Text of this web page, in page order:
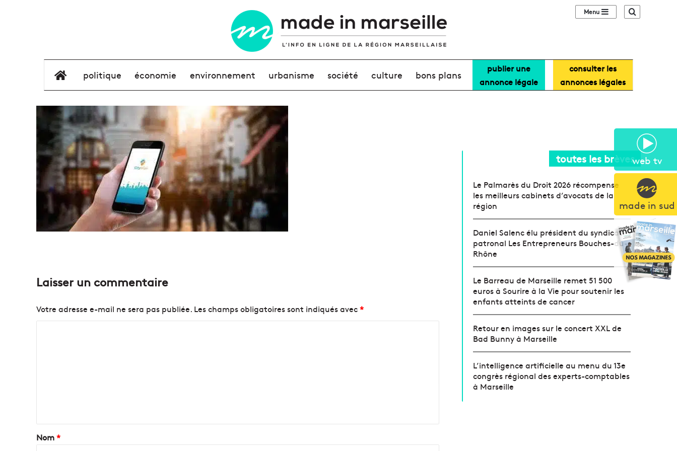
web tv
made in sud
Sidebar (barre
élément de menu
politique économie environnement urbanisme société culture bons plans
publier une
annonce légale
consulter les
annonces légales
Laisser un commentaire
Votre adresse e-mail ne sera pas publiée. Les champs obligatoires sont indiqués avec*
a
Nom*
toutes les brèves
Le Palmarès du Droit 2026 récompense
les meilleurs cabinets d’avocats de la
région
Daniel Salenc élu président du syndicat
patronal Les Entrepreneurs Bouches-du-
Rhône
Le Barreau de Marseille remet 51 500
euros à Sourire à la Vie pour soutenir les
enfants atteints de cancer
Retour en images sur le concert XXL de
Bad Bunny à Marseille
L’intelligence artificielle au menu du 13e
congrès régional des experts-comptables
à Marseille